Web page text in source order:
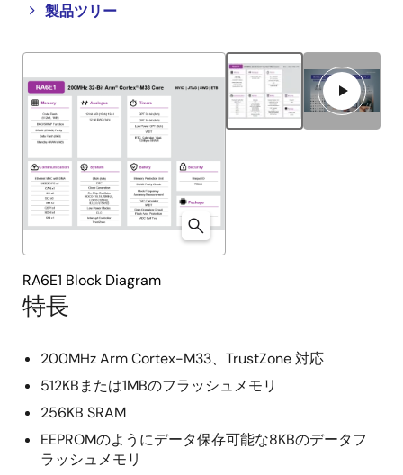
製品ツリー
Close
tree
menu
Open
tree
menu
特長
200MHz Arm Cortex-M33、TrustZone 対応
512KBまたは1MBのフラッシュメモリ
256KB SRAM
EEPROMのようにデータ保存可能な8KBのデータフ
ラッシュメモリ
RA6E1 Block Diagram